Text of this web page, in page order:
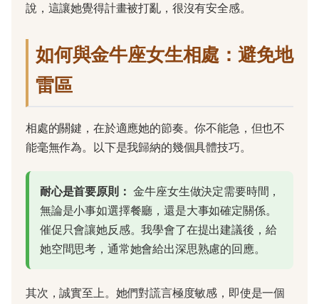
說，這讓她覺得計畫被打亂，很沒有安全感。
如何與金牛座女生相處：避免地
雷區
相處的關鍵，在於適應她的節奏。你不能急，但也不
能毫無作為。以下是我歸納的幾個具體技巧。
耐心是首要原則： 金牛座女生做決定需要時間，
無論是小事如選擇餐廳，還是大事如確定關係。
催促只會讓她反感。我學會了在提出建議後，給
她空間思考，通常她會給出深思熟慮的回應。
其次，誠實至上。她們對謊言極度敏感，即使是一個